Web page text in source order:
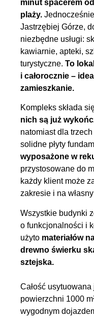
minut spacerem
plaży.
Jastrzębiej Górze,
niezbędne usługi:
kawiarnie, apteki,
turystyczne. To
i całorocznie –
zamieszkanie.
Kompleks składa
nich są już
natomiast dla
solidne płyty
wyposażone w
przystosowane do
każdy klient może
zakresie i na
Wszystkie budynki
o funkcjonalności i
użyto materiałów
drewno świerku
sztejska.
Całość
powierzchni 1000
wygodnym